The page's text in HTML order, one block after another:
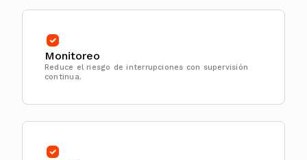
Monitoreo
Reduce el riesgo de interrupciones con supervisión
continua.